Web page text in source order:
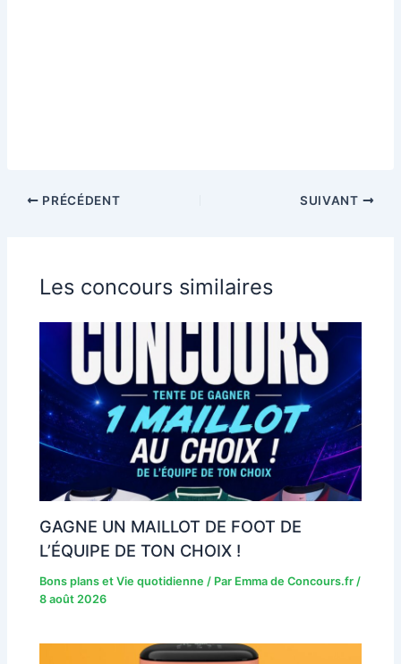
PRÉCÉDENT SUIVANT
Les concours similaires
GAGNE UN MAILLOT DE FOOT DE
L’ÉQUIPE DE TON CHOIX !
Bons plans et Vie quotidienne / Par Emma de Concours.fr /
8 août 2026